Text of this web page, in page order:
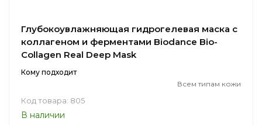
Глубокоувлажняющая гидрогелевая маска с
коллагеном и ферментами Biodance Bio-
Collagen Real Deep Mask
Кому подходит
Всем типам кожи
Код товара: 805
В наличии